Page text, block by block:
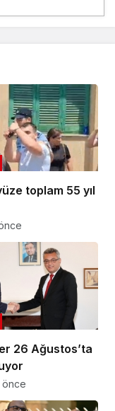
toplam 55 yıl
26 Ağustos’ta
önce